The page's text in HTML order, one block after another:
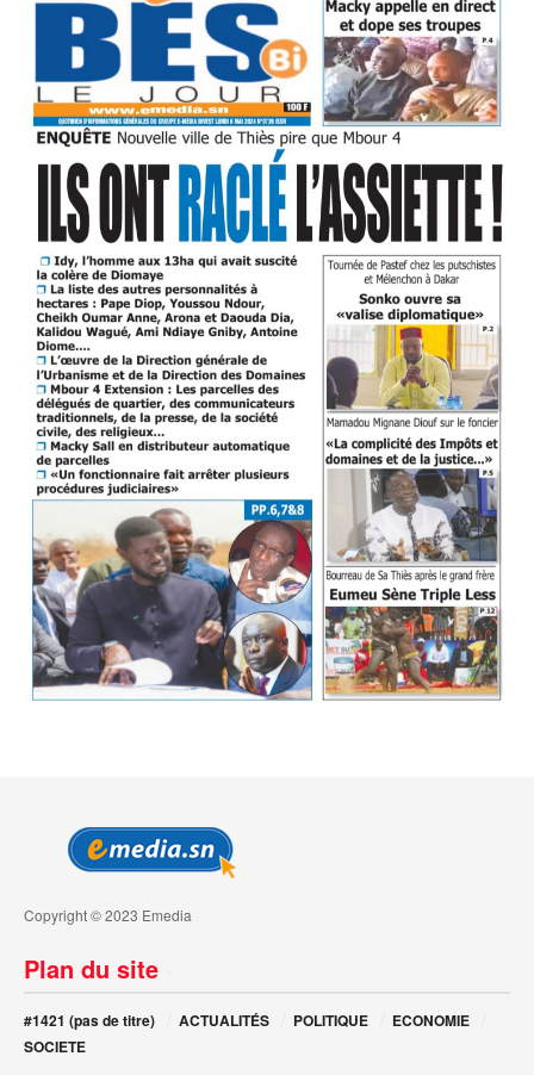
Copyright © 2023 Emedia
Plan du site
#1421 (pas de titre) ACTUALITÉS POLITIQUE
ECONOMIE
SOCIETE